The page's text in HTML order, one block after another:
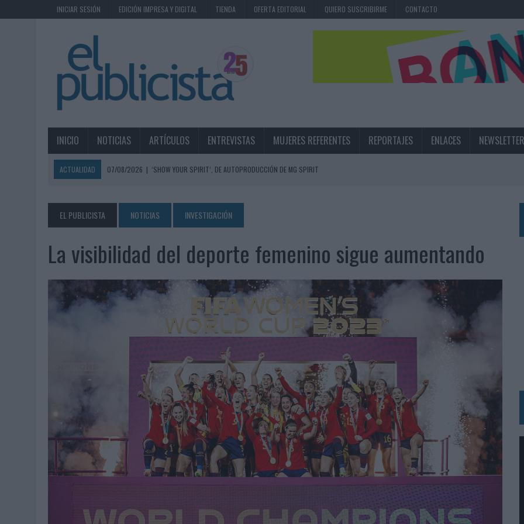
INICIAR SESIÓN EDICIÓN IMPRESA Y DIGITAL TIENDA OFERTA EDITORIAL QUIERO SUSCRIBIRME CONTACTO
INICIO NOTICIAS ARTÍCULOS ENTREVISTAS MUJERES REFERENTES REPORTAJES ENLACES NEWSLETTER
ACTUALIDAD 07/08/2026 | ‘SHOW YOUR SPIRIT’, DE AUTOPRODUCCIÓN DE MG SPIRIT
MAHOU REIVINDICA EL RITUAL DE LA CAÑA EN EL DÍA INTERNACIONAL DE LA CERVEZA
07/08/2026 | MG SPIRIT RELANZA SU MARCA CON UNA ESTRATEGIA 360º CENTRADA EN EL ORIGEN BARCELONÉS
07/08/2026 |
PATRÓN CONVIERTE EL NUEVO SINGLE DE ARÓN PIPER EN UNA EXPERIENCIA DE MARCA EN IBIZA
07/08/2026 | EL VERANO PONE A PRUEBA LA ESTRATEGIA DIGITAL DE LAS MARCAS
07/08/2026
VUELING CONVIERTE LOS RECUERDOS EN SOUVENIRS CON IA
07/08/2026
| CUANDO SE APAGUE EL SOL, EL ECLIPSE DE 2026 PONDRÁ A PRUEBA LA CREATIVIDAD DE LAS MARCAS
‘LA VUELTA’, DE FENOMENAL PARA MÁLAGA CF
LA TELEVISIÓN SIGUE LIDERANDO EL CONSUMO DE MEDIOS EN VERANO Y SUPERA AL MÓVIL COMO DISPOSITIVO MÁS UTILIZADO
06/08/2026
EL USO DE LA IA GENERATIVA ALCANZA YA AL 62% DE LOS ESPAÑOLES
SYSTEM1 NOMBRA A KIMBERLY BASTONI COMO NUEVA DIRECTORA COMERCIAL GLOBAL
06/08/2026
FRIGO Y UNIQLO LANZAN UNA COLECCIÓN PERSONALIZABLE INSPIRADA EN CORNETTO, CALIPPO Y SOLERO
06/08/2026 | LA IA ESTÁ SUBIENDO EL LISTÓN DE LA CREATIVIDAD
05/08/2026
BEON WORLDWIDE LANZA RAÍZ URBANA PARA TRANSFORMAR EL PATRIMONIO HISTÓRICO EN ACTIVOS CULTURALES Y ECONÓMICOS
05/08/2026 | FABRA COMUNICACIÓN INCORPORA A CASONÁ Y ASUME LA GESTIÓN DE SUS RELACIONES CON LOS MEDIOS
LOPESAN HOTELS & RESORTS ACERCA EL PARAÍSO CANARIO EN SU ÚLTIMA CAMPAÑA INTERNACIONAL
05/08/2026 | LUIS ARQUILLOS (BURGO DE ARIAS): “LA CONSTRUCCIÓN DE MARCA A LARGO PLAZO Y LA MEDICIÓN SON DOS CARAS DE LA MISMA
EL PUBLICISTA NOTICIAS INVESTIGACIÓN
La visibilidad del deporte femenino sigue aumentando